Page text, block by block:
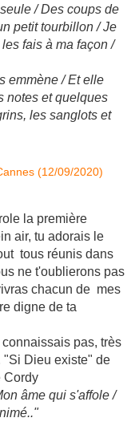
/ Des coups de
petit tourbillon / Je
fais à ma façon /
emmène / Et elle
notes et quelques
les sanglots et
la première
air, tu adorais le
tous réunis dans
ne t'oublierons pas
chacun de mes
digne de ta
pas, très
"Si Dieu existe" de
Cordy
âme qui s'affole /